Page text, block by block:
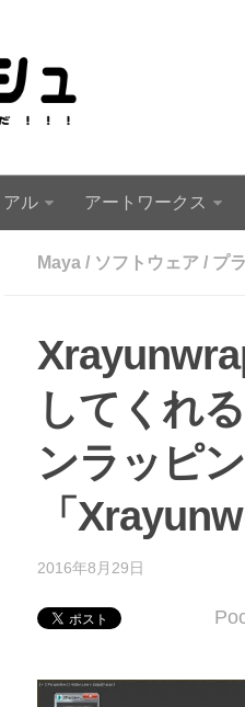
アル アートワークス
Maya / ソフトウェア / プ
してくれ
ンラッピ
「
2016年8月29日